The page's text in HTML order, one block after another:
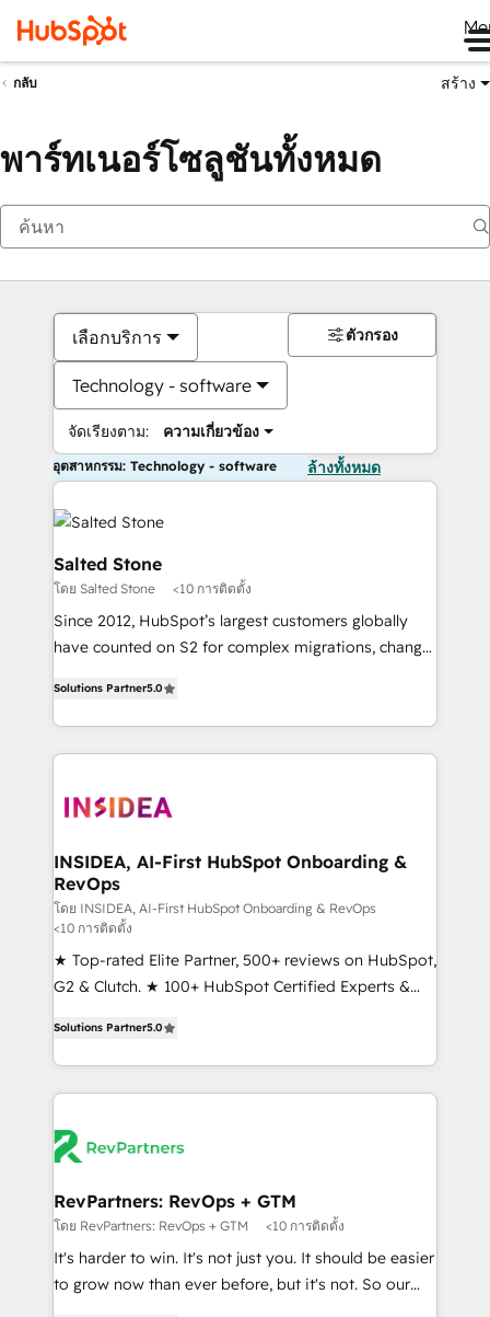
กลับ สร้าง
พาร์ทเนอร์โซลูชันทั้งหมด
เลือกบริการ
Technology - software
จัดเรียงตาม: ความเกี่ยวข้อง
ตัวกรอง
อุตสาหกรรม: Technology - software ล้างทั้งหมด
Salted Stone
โดย Salted Stone <10 การติดตั้ง
Since 2012, HubSpot’s largest customers globally
have counted on S2 for complex migrations, change
solutions that deliver measurable impact and
transform brand experiences As one of the few full-
service creative agencies in the HubSpot
winning design to build scalable, globally
marketing campaigns, & RevOps frameworks that
fuel long-term success We connect the entire
customer lifecycle through seamless integrations,
ensure long-term adoption with change-
management programs, and align marketing, sales,
and service to drive sustainable growth With 6 key
there’s a good chance one of our globally integrated
teams has worked with clients just like you Let’s
looking for...and get your next big initiative moving!
Solutions Partner5.0
INSIDEA, AI-First HubSpot Onboarding &
RevOps
โดย INSIDEA, AI-First HubSpot Onboarding & RevOps
<10 การติดตั้ง
★ Top-rated Elite Partner, 500+ reviews on HubSpot,
G2 & Clutch. ★ 100+ HubSpot Certified Experts &
across five continents ★ AI-First, RevOps-led,
Onboarding obsessed ★ Company of the Year
2024/25 INSIDEA helps growing companies turn
team, migrate your data, and build AI-powered
your time zone. What we do ➤ Onboarding: Live in
weeks, with workflows built around your business,
not a template. ➤ Migration: Move from any legacy
CRM. Zero downtime, full data integrity. ➤
Solutions Partner5.0
RevPartners: RevOps + GTM
โดย RevPartners: RevOps + GTM <10 การติดตั้ง
It's harder to win. It's not just you. It should be easier
to grow now than ever before, but it's not. So our